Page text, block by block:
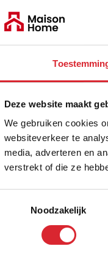
Deze website maakt
We gebruiken cookies
websiteverkeer te
media, adverteren en
verstrekt of die ze
Noodzakelijk
Upton 7131